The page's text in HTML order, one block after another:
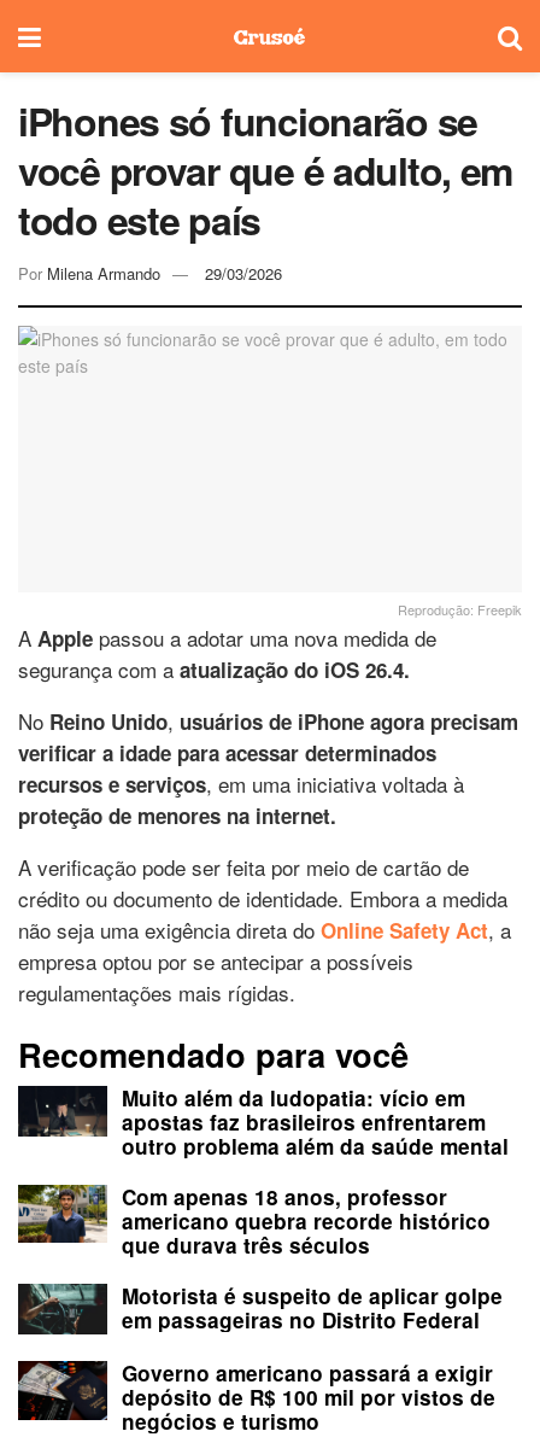
iPhones só funcionarão se
você provar que é adulto, em
todo este país
Por Milena Armando 29/03/2026
Reprodução: Freepik
A Apple passou a adotar uma nova medida de
segurança com a atualização do iOS 26.4.
No Reino Unido, usuários de iPhone agora precisam
verificar a idade para acessar determinados
recursos e serviços, em uma iniciativa voltada à
proteção de menores na internet.
A verificação pode ser feita por meio de cartão de
crédito ou documento de identidade. Embora a medida
não seja uma exigência direta do Online Safety Act, a
empresa optou por se antecipar a possíveis
regulamentações mais rígidas.
Recomendado para você
Muito além da ludopatia: vício em
apostas faz brasileiros enfrentarem
outro problema além da saúde mental
Com apenas 18 anos, professor
americano quebra recorde histórico
que durava três séculos
Motorista é suspeito de aplicar golpe
em passageiras no Distrito Federal
Governo americano passará a exigir
depósito de R$ 100 mil por vistos de
negócios e turismo